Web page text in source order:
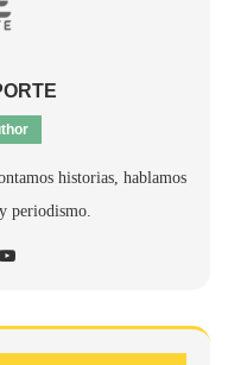
historias, hablamos
periodismo.